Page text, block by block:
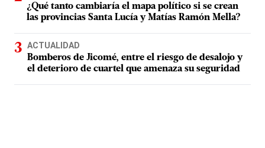
¿Qué tanto cambiaría el mapa político si se crean
las provincias Santa Lucía y Matías Ramón Mella?
ACTUALIDAD
Bomberos de Jicomé, entre el riesgo de desalojo y
el deterioro de cuartel que amenaza su seguridad